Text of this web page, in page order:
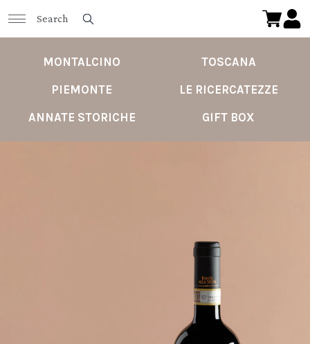
MONTALCINO
TOSCANA
PIEMONTE
LE RICERCATEZZE
ANNATE STORICHE
GIFT BOX